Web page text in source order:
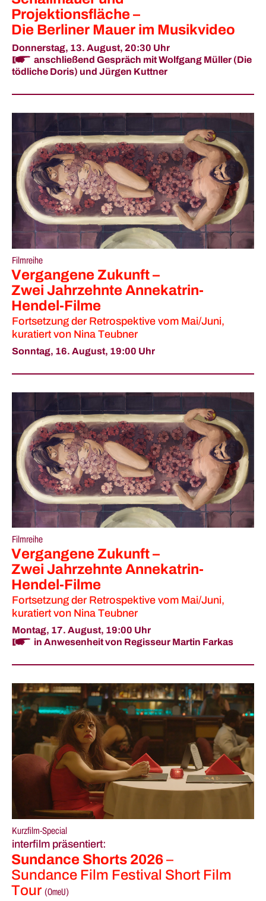
Projektionsfläche –
Die Berliner Mauer im Musikvideo
Donnerstag, 13. August, 20:30 Uhr
anschließend Gespräch mit Wolfgang Müller (Die
tödliche Doris) und Jürgen Kuttner
Filmreihe
Vergangene Zukunft –
Zwei Jahrzehnte Annekatrin-
Hendel-Filme
Fortsetzung der Retrospektive vom Mai/Juni,
kuratiert von Nina Teubner
Sonntag, 16. August, 19:00 Uhr
Filmreihe
Vergangene Zukunft –
Zwei Jahrzehnte Annekatrin-
Hendel-Filme
Fortsetzung der Retrospektive vom Mai/Juni,
kuratiert von Nina Teubner
Montag, 17. August, 19:00 Uhr
in Anwesenheit von Regisseur Martin Farkas
Kurzfilm-Special
interfilm präsentiert:
Sundance Shorts 2026 –
Sundance Film Festival Short Film
Tour (OmeU)